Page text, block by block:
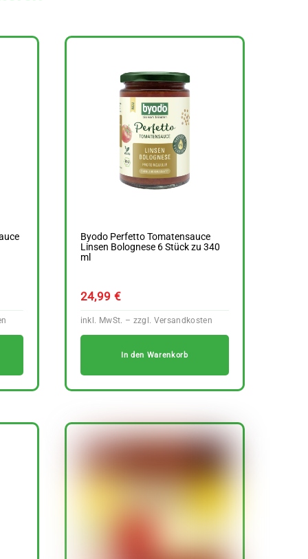
Byodo Perfetto Tomatensauce
Linsen Bolognese 6 Stück zu 340
ml
24,99 €
In den Warenkorb